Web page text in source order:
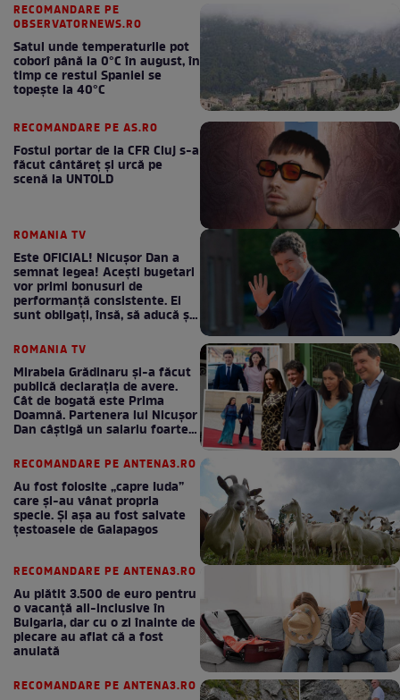
RECOMANDARE PE
OBSERVATORNEWS.RO
Satul unde temperaturile pot
coborî până la 0°C în august, în
timp ce restul Spaniei se
topește la 40°C
RECOMANDARE PE AS.RO
Fostul portar de la CFR Cluj s-a
făcut cântăreţ şi urcă pe
scenă la UNTOLD
ROMANIA TV
Este OFICIAL! Nicușor Dan a
semnat legea! Acești bugetari
vor primi bonusuri de
performanță consistente. Ei
sunt obligați, însă, să aducă și
ROMANIA TV
Mirabela Grădinaru și-a făcut
publică declarația de avere.
Cât de bogată este Prima
Doamnă. Partenera lui Nicușor
Dan câștigă un salariu foarte
RECOMANDARE PE ANTENA3.RO
Au fost folosite „capre Iuda”
care și-au vânat propria
specie. Și așa au fost salvate
țestoasele de Galapagos
RECOMANDARE PE ANTENA3.RO
Au plătit 3.500 de euro pentru
o vacanță all-inclusive în
Bulgaria, dar cu o zi înainte de
plecare au aflat că a fost
anulată
RECOMANDARE PE ANTENA3.RO